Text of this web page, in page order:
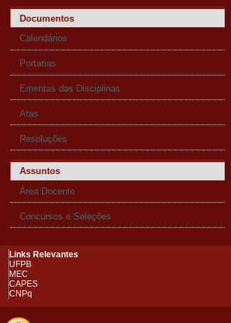
Documentos
Calendários
Portarias
Ementas das Disciplinas
Atas
Resoluções
Assuntos
Área Docente
Concursos e Seleções
Links Relevantes
UFPB
MEC
CAPES
CNPq